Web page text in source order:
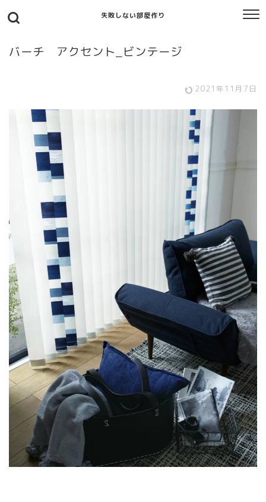
失敗しない部屋作り
バーチ アクセント_ビンテージ
2021年11月7日